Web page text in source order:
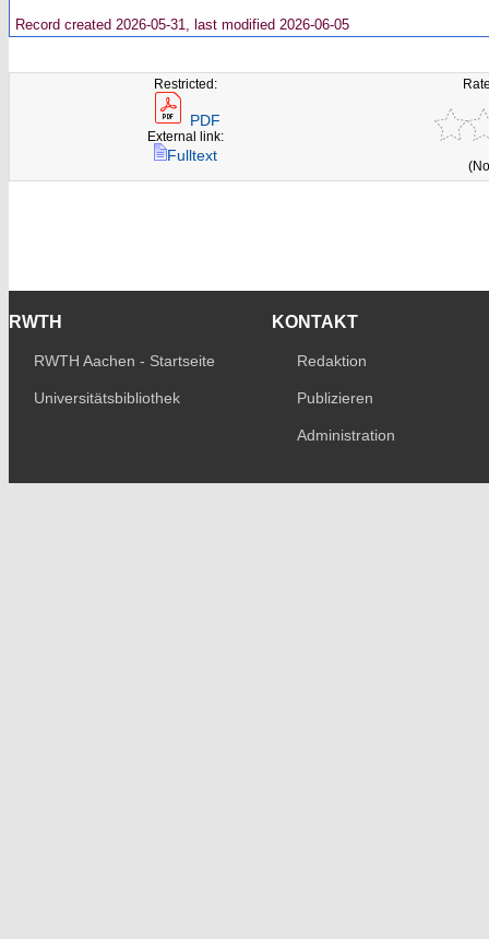
Record created 2026-05-31, last modified 2026-06-05
Restricted:
PDF
External link:
Fulltext
RWTH
RWTH Aachen - Startseite
Universitätsbibliothek
KONTAKT
Redaktion
Publizieren
Administration